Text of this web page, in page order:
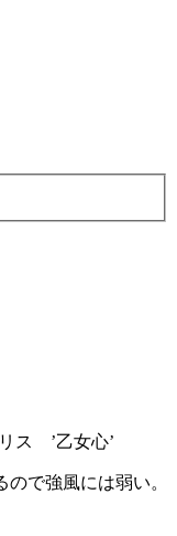
ス ’乙女心’
で強風には弱い。